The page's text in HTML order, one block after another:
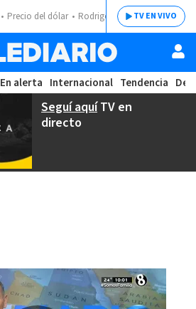
Precio del dólar Rodrigo ChavesTV EN VIVO
En alerta Internacional Tendencia
Seguí aquíTV en
directo